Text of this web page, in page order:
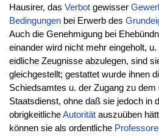
Hausirer, das Verbotgewisser
Bedingungenbei Erwerb des
Auch die Genehmigung bei
einander wird nicht mehr eingeholt,
eidliche Zeugnisse abzulegen, sind
gleichgestellt; gestattet wurde ihnen
Schiedsamtes u. der Zugang zu dem
Staatsdienst, ohne daß sie jedoch in
obrigkeitlicheAutoritätauszuüben
können sie als ordentliche